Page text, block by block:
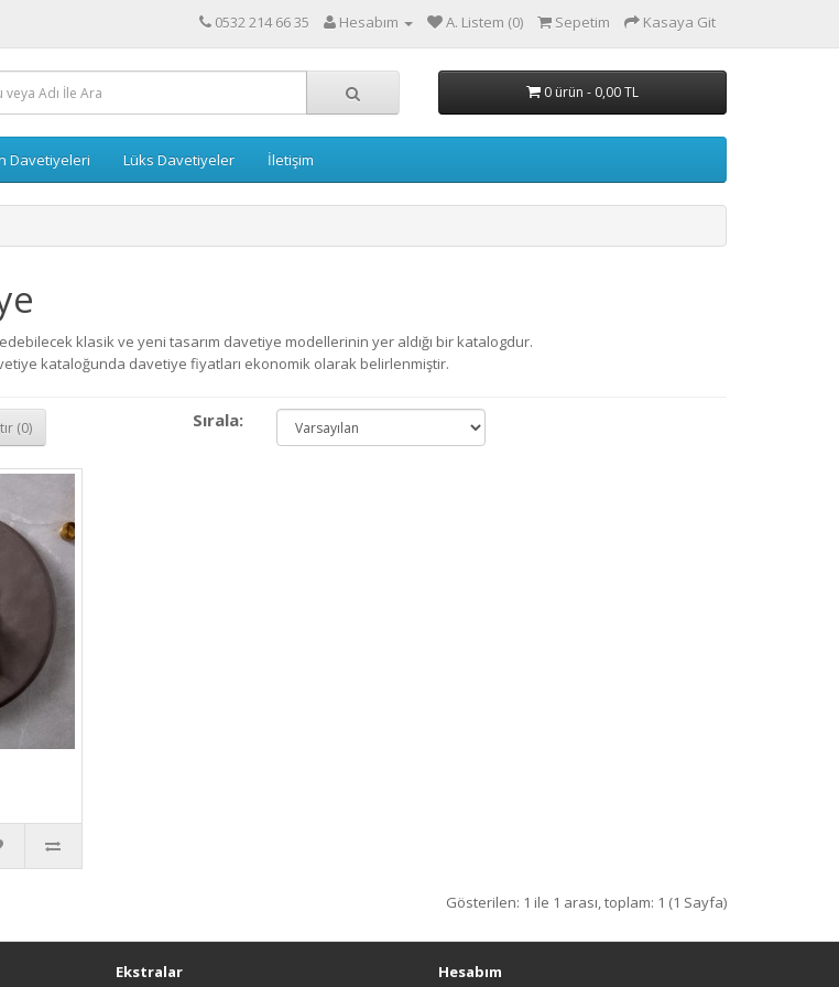
0532 214 66 35 Hesabım A. Listem (0) Sepetim Kasaya Git
0 ürün - 0,00 TL
Davetiyeleri Lüks Davetiyeler İletişim
klasik ve yeni tasarım davetiye modellerinin yer aldığı bir katalogdur.
kataloğunda davetiye fiyatları ekonomik olarak belirlenmiştir.
(0) Sırala:
Gösterilen: 1 ile 1 arası, toplam: 1 (1 Sayfa)
Ekstralar Hesabım